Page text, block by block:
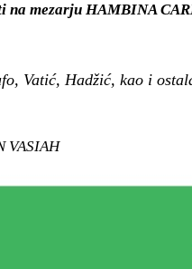
na mezarju HAMBINA
Vatić, Hadžić, kao i
VASIAH